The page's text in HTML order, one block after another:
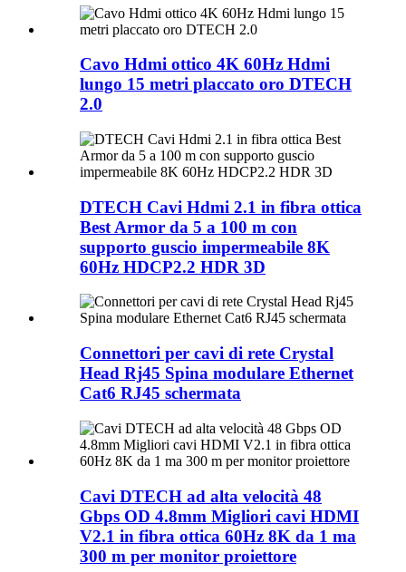
Cavo Hdmi ottico 4K 60Hz Hdmi
lungo 15 metri placcato oro DTECH
2.0
DTECH Cavi Hdmi 2.1 in fibra ottica
Best Armor da 5 a 100 m con
supporto guscio impermeabile 8K
60Hz HDCP2.2 HDR 3D
Connettori per cavi di rete Crystal
Head Rj45 Spina modulare Ethernet
Cat6 RJ45 schermata
Cavi DTECH ad alta velocità 48
Gbps OD 4.8mm Migliori cavi HDMI
V2.1 in fibra ottica 60Hz 8K da 1 ma
300 m per monitor proiettore